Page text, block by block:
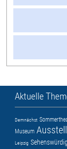
Aktuelle
Demnächst
Museum
Leipzig